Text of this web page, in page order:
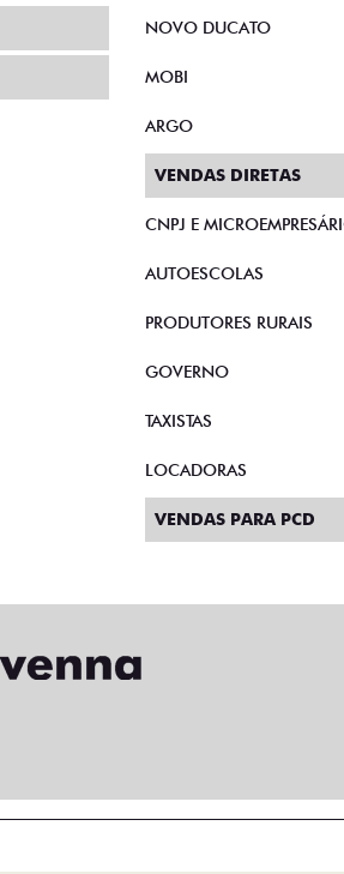
NOVO DUCATO
MOBI
ARGO
VENDAS DIRETAS
CNPJ E
AUTOESCOLAS
PRODUTORES RURAIS
GOVERNO
TAXISTAS
LOCADORAS
VENDAS PARA PCD